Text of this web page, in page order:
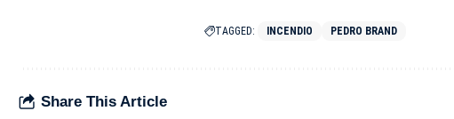
TAGGED: INCENDIO PEDRO BRAND
Share This Article